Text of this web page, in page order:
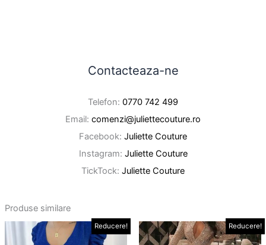
Contacteaza-ne
Telefon: 0770 742 499
Email: comenzi@juliettecouture.ro
Facebook: Juliette Couture
Instagram: Juliette Couture
TickTock: Juliette Couture
Produse similare
Reducere!
Prețul
inițial
Prețul
curent
Acest
produs
Reducere!
Prețul
inițial
Prețul
curent